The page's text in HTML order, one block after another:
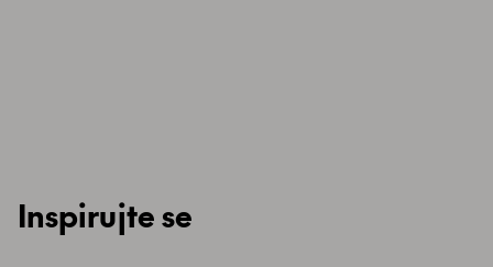
Inspirujte se